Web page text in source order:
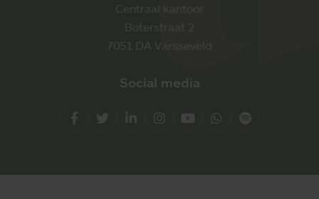
Centraal kantoor
Boterstraat 2
7051 DA Varsseveld
Social media
FacebookTwitterLinkedInInstagram
YouTubeWhatsapp
Spotify